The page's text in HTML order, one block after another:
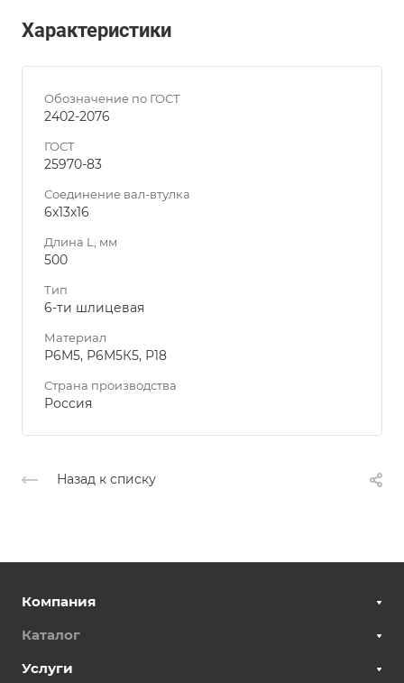
Характеристики
Обозначение по ГОСТ
2402-2076
ГОСТ
25970-83
Соединение вал-втулка
6х13х16
Длина L, мм
500
Тип
6-ти шлицевая
Материал
Р6М5, Р6М5К5, Р18
Страна производства
Россия
Назад к списку
Компания
Каталог
Услуги